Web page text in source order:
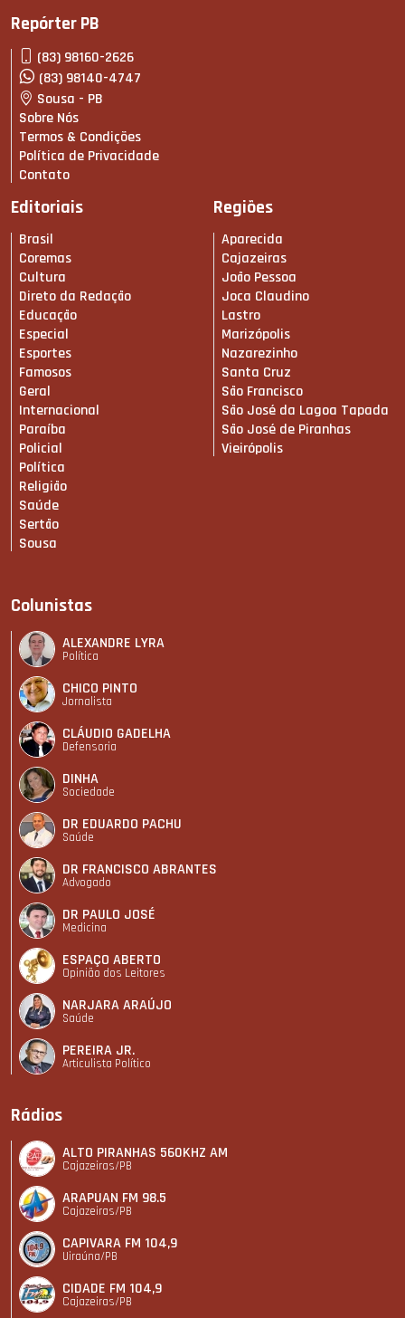
Repórter PB
(83) 98160-2626
(83) 98140-4747
Sousa - PB
Sobre Nós
Termos & Condições
Política de Privacidade
Contato
Editoriais
Brasil
Coremas
Cultura
Direto da Redação
Educação
Especial
Esportes
Famosos
Geral
Internacional
Paraíba
Policial
Política
Religião
Saúde
Sertão
Sousa
Regiões
Aparecida
Cajazeiras
João Pessoa
Joca Claudino
Lastro
Marizópolis
Nazarezinho
Santa Cruz
São Francisco
São José da Lagoa Tapada
São José de Piranhas
Vieirópolis
Colunistas
ALEXANDRE LYRA
Política
CHICO PINTO
Jornalista
CLÁUDIO GADELHA
Defensoria
DINHA
Sociedade
DR EDUARDO PACHU
Saúde
DR FRANCISCO ABRANTES
Advogado
DR PAULO JOSÉ
Medicina
ESPAÇO ABERTO
Opinião dos Leitores
NARJARA ARAÚJO
Saúde
PEREIRA JR.
Articulista Polí­tico
Rádios
ALTO PIRANHAS 560KHZ AM
Cajazeiras/PB
ARAPUAN FM 98.5
Cajazeiras/PB
CAPIVARA FM 104,9
Uiraúna/PB
CIDADE FM 104,9
Cajazeiras/PB